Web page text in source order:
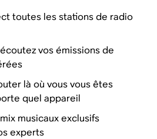
toutes les stations de radio
vos émissions de
là où vous vous êtes
quel appareil
musicaux exclusifs
experts